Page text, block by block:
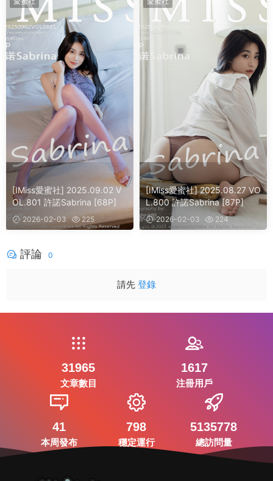
[IMiss愛蜜社] 2025.09.02 V
OL.801 許諾Sabrina [68P]
2026-02-03 225
[IMiss愛蜜社] 2025.08.27 VO
L.800 許諾Sabrina [87P]
2026-02-03 224
評論 0
請先 登錄
31965
文章數目
1617
注冊用戶
41
本周發布
798
穩定運行
5135778
總訪問量